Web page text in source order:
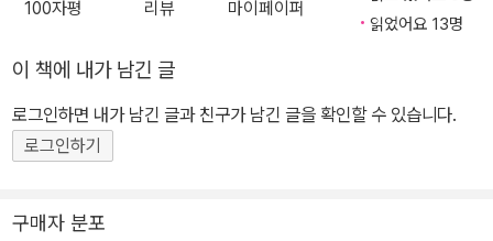
폭파시키는 슈팅 게임을 만들어 봅니다. 창의적 사고력과 코딩 실력
을 키울 수 있도록 도와 줍니다. ※ 4권용 실습 키트는 따로 없습니다.
단, 1~3권 키트를 구매하지 않으셨다면 실습에 필요한 준비물은 별
도로 준비하셔야 합니다.
100자평 리뷰 마이페이퍼
읽었어요 13명
이 책에 내가 남긴 글
로그인하면 내가 남긴 글과 친구가 남긴 글을 확인할 수 있습니다.
로그인하기
구매자 분포